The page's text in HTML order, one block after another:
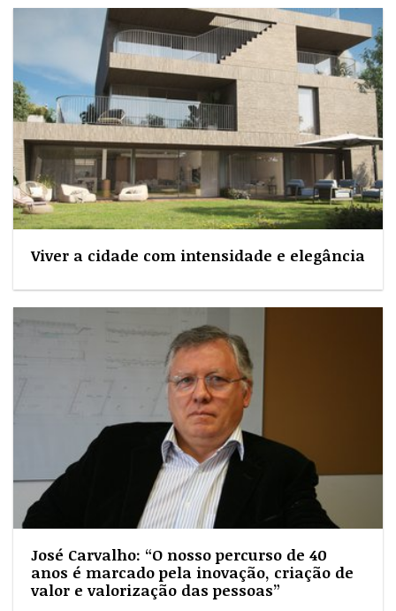
Viver a cidade com intensidade e elegância
José Carvalho: “O nosso percurso de 40
anos é marcado pela inovação, criação de
valor e valorização das pessoas”